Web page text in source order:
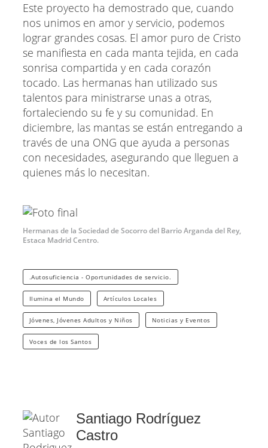
Este proyecto ha demostrado que, cuando
nos unimos en amor y servicio, podemos
lograr grandes cosas. El amor puro de Cristo
se manifiesta en cada manta tejida, en cada
sonrisa compartida y en cada corazón
tocado. Las hermanas han utilizado sus
talentos para ministrarse unas a otras,
fortaleciendo su fe y su comunidad. En
diciembre, las mantas se están entregando a
través de una ONG que ayuda a personas
con necesidades, asegurando que lleguen a
quienes más lo necesitan.
Hermanas de la Sociedad de Socorro del Barrio Arganda del Rey,
Estaca Madrid Centro.
.Autosuficiencia - Oportunidades de servicio.
Ilumina el Mundo Artículos Locales
Jóvenes, Jóvenes Adultos y Niños Noticias y Eventos
Voces de los Santos
Santiago Rodríguez
Castro